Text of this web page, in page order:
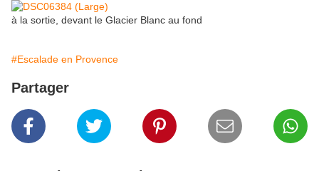
à la sortie, devant le Glacier Blanc au fond
#Escalade en Provence
Partager